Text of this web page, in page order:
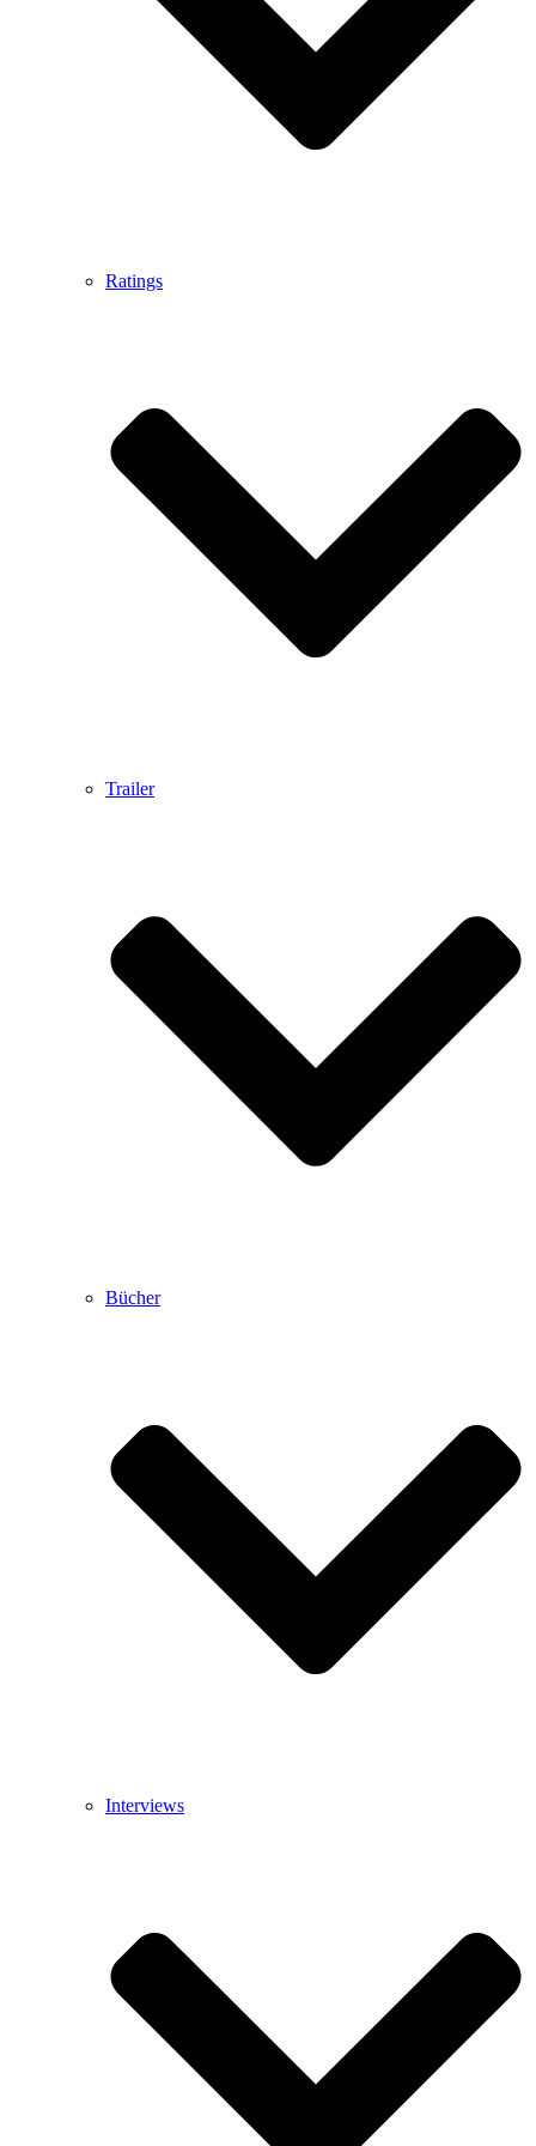
Ratings
Trailer
Bücher
Interviews